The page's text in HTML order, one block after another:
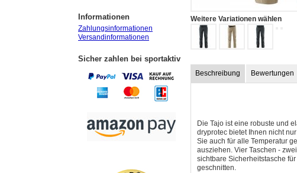
Weitere Variationen wählen
Beschreibung Bewertungen
Die Tajo ist eine robuste und
dryprotec bietet Ihnen nicht
Sie auch für alle Temperatur
ausziehen. Vier Taschen -
sichtbare Sicherheitstasche
geschnitten.
Informationen
Zahlungsinformationen
Versandinformationen
Sicher zahlen bei sportaktiv